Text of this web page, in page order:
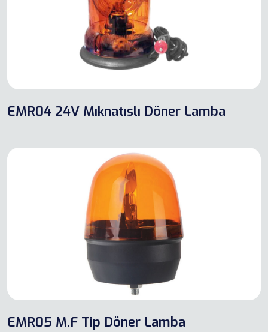
EMR04 24V Mıknatıslı Döner Lamba
EMR05 M.F Tip Döner Lamba